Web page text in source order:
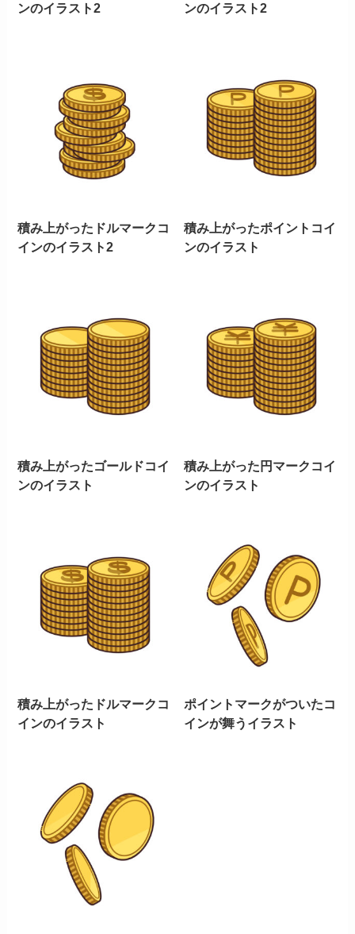
ンのイラスト2
ンのイラスト2
積み上がったドルマークコ
インのイラスト2
積み上がったポイントコイ
ンのイラスト
積み上がったゴールドコイ
ンのイラスト
積み上がった円マークコイ
ンのイラスト
積み上がったドルマークコ
インのイラスト
ポイントマークがついたコ
インが舞うイラスト